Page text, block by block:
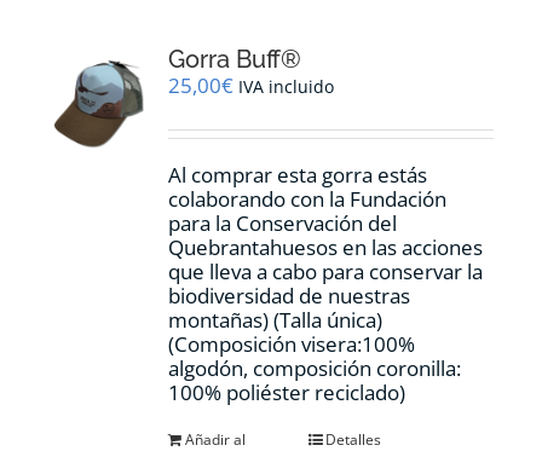
pueden
en
página
de
producto
Gorra Buff®
25,00€ IVA incluido
Al comprar esta gorra estás
colaborando con la Fundación
para la Conservación del
Quebrantahuesos en las acciones
que lleva a cabo para conservar la
biodiversidad de nuestras
montañas) (Talla única)
(Composición visera:100%
algodón, composición coronilla:
100% poliéster reciclado)
Añadir al
Detalles